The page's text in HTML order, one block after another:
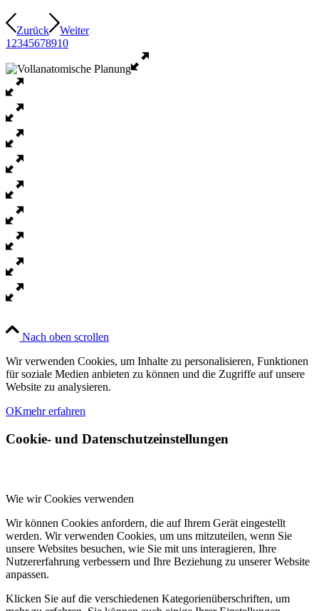
Zurück
Weiter
1 2345678910
Nach oben scrollen
Wir verwenden Cookies, um Inhalte zu personalisieren, Funktionen
für soziale Medien anbieten zu können und die Zugriffe auf unsere
Website zu analysieren.
OKmehr erfahren
Cookie- und Datenschutzeinstellungen
Wie wir Cookies verwenden
Wir können Cookies anfordern, die auf Ihrem Gerät eingestellt
werden. Wir verwenden Cookies, um uns mitzuteilen, wenn Sie
unsere Websites besuchen, wie Sie mit uns interagieren, Ihre
Nutzererfahrung verbessern und Ihre Beziehung zu unserer Website
anpassen.
Klicken Sie auf die verschiedenen Kategorienüberschriften, um